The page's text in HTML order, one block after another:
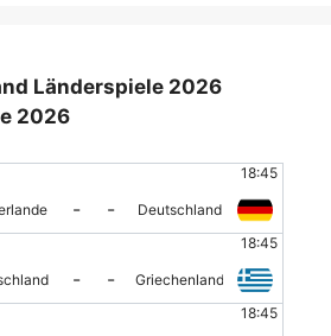
Länderspiele 2026
2026
18:45
- -
Deutschland
18:45
- -
Griechenland
18:45